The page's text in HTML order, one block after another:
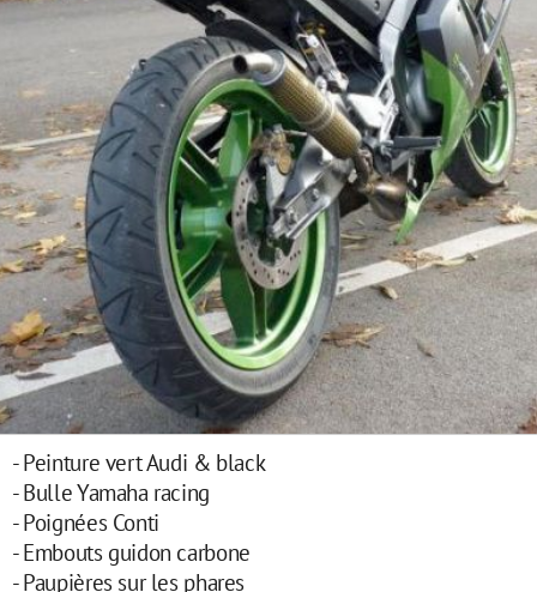
- Peinture vert Audi & black
- Bulle Yamaha racing
- Poignées Conti
- Embouts guidon carbone
- Paupières sur les phares